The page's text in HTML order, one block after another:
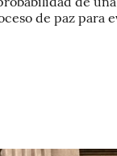
de paz para